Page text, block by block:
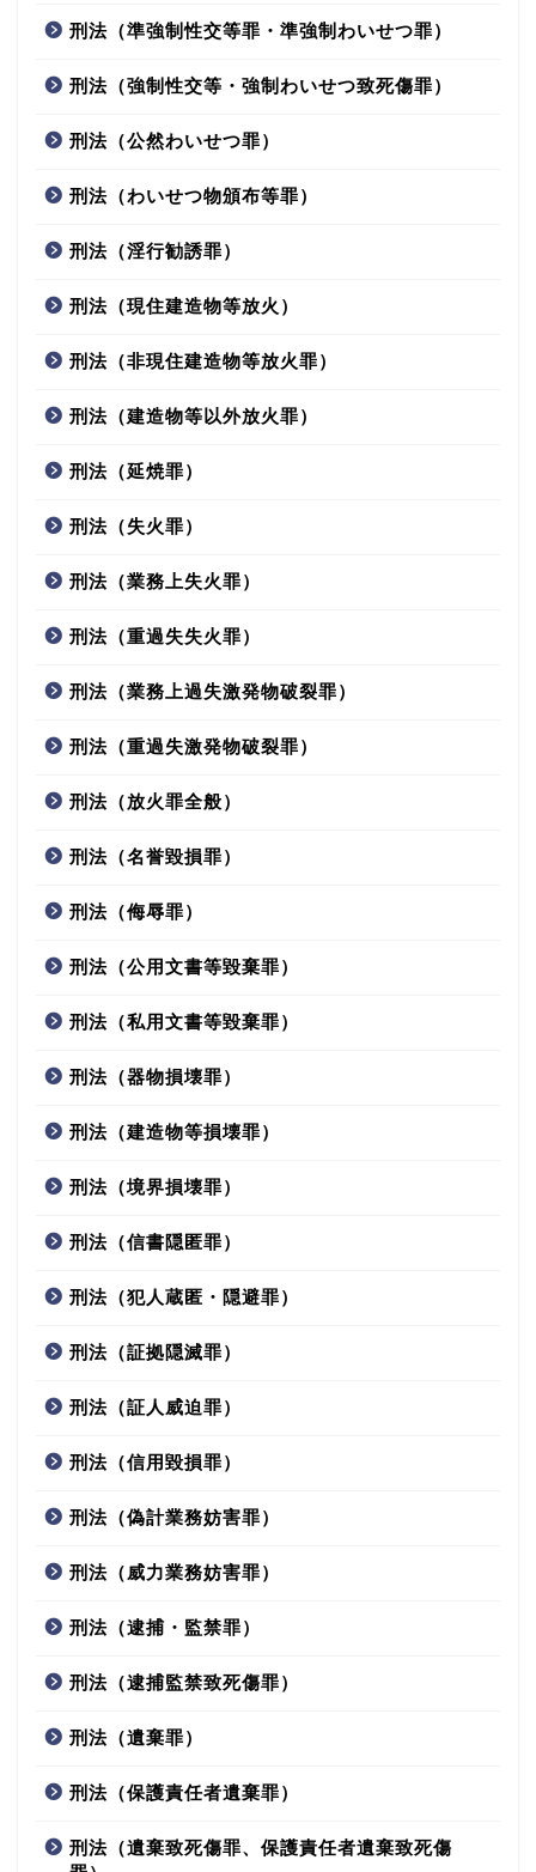
刑法（準強制性交等罪・準強制わいせつ罪）
刑法（強制性交等・強制わいせつ致死傷罪）
刑法（公然わいせつ罪）
刑法（わいせつ物頒布等罪）
刑法（淫行勧誘罪）
刑法（現住建造物等放火）
刑法（非現住建造物等放火罪）
刑法（建造物等以外放火罪）
刑法（延焼罪）
刑法（失火罪）
刑法（業務上失火罪）
刑法（重過失失火罪）
刑法（業務上過失激発物破裂罪）
刑法（重過失激発物破裂罪）
刑法（放火罪全般）
刑法（名誉毀損罪）
刑法（侮辱罪）
刑法（公用文書等毀棄罪）
刑法（私用文書等毀棄罪）
刑法（器物損壊罪）
刑法（建造物等損壊罪）
刑法（境界損壊罪）
刑法（信書隠匿罪）
刑法（犯人蔵匿・隠避罪）
刑法（証拠隠滅罪）
刑法（証人威迫罪）
刑法（信用毀損罪）
刑法（偽計業務妨害罪）
刑法（威力業務妨害罪）
刑法（逮捕・監禁罪）
刑法（逮捕監禁致死傷罪）
刑法（遺棄罪）
刑法（保護責任者遺棄罪）
刑法（遺棄致死傷罪、保護責任者遺棄致死傷